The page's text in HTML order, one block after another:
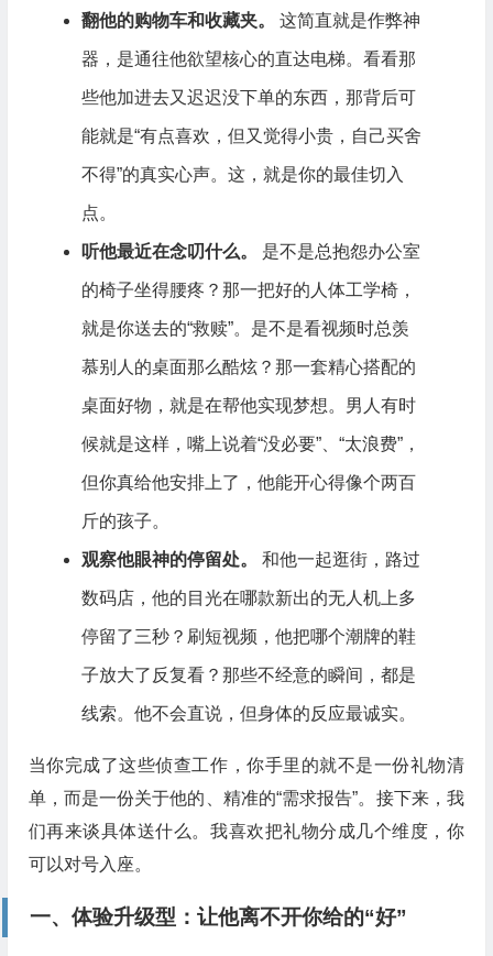
翻他的购物车和收藏夹。 这简直就是作弊神
器，是通往他欲望核心的直达电梯。看看那
些他加进去又迟迟没下单的东西，那背后可
能就是“有点喜欢，但又觉得小贵，自己买舍
不得”的真实心声。这，就是你的最佳切入
点。
听他最近在念叨什么。 是不是总抱怨办公室
的椅子坐得腰疼？那一把好的人体工学椅，
就是你送去的“救赎”。是不是看视频时总羡
慕别人的桌面那么酷炫？那一套精心搭配的
桌面好物，就是在帮他实现梦想。男人有时
候就是这样，嘴上说着“没必要”、“太浪费”，
但你真给他安排上了，他能开心得像个两百
斤的孩子。
观察他眼神的停留处。 和他一起逛街，路过
数码店，他的目光在哪款新出的无人机上多
停留了三秒？刷短视频，他把哪个潮牌的鞋
子放大了反复看？那些不经意的瞬间，都是
线索。他不会直说，但身体的反应最诚实。
当你完成了这些侦查工作，你手里的就不是一份礼物清
单，而是一份关于他的、精准的“需求报告”。接下来，我
们再来谈具体送什么。我喜欢把礼物分成几个维度，你
可以对号入座。
一、体验升级型：让他离不开你给的“好”